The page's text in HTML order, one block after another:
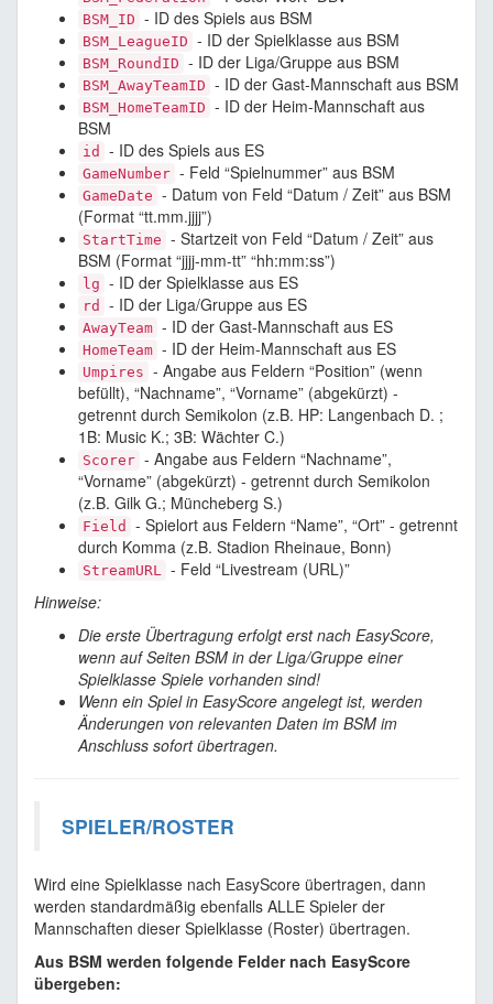
BSM_ID - ID des Spiels aus BSM
BSM_LeagueID - ID der Spielklasse aus BSM
BSM_RoundID - ID der Liga/Gruppe aus BSM
BSM_AwayTeamID - ID der Gast-Mannschaft aus BSM
BSM_HomeTeamID - ID der Heim-Mannschaft aus
BSM
id - ID des Spiels aus ES
GameNumber - Feld “Spielnummer” aus BSM
GameDate - Datum von Feld “Datum / Zeit” aus BSM
(Format “tt.mm.jjjj”)
StartTime - Startzeit von Feld “Datum / Zeit” aus
BSM (Format “jjjj-mm-tt” “hh:mm:ss”)
lg - ID der Spielklasse aus ES
rd - ID der Liga/Gruppe aus ES
AwayTeam - ID der Gast-Mannschaft aus ES
HomeTeam - ID der Heim-Mannschaft aus ES
Umpires - Angabe aus Feldern “Position” (wenn
befüllt), “Nachname”, “Vorname” (abgekürzt) -
getrennt durch Semikolon (z.B. HP: Langenbach D. ;
1B: Music K.; 3B: Wächter C.)
Scorer - Angabe aus Feldern “Nachname”,
“Vorname” (abgekürzt) - getrennt durch Semikolon
(z.B. Gilk G.; Müncheberg S.)
Field
- Spielort aus Feldern “Name”, “Ort” - getrennt
durch Komma (z.B. Stadion Rheinaue, Bonn)
StreamURL - Feld “Livestream (URL)”
Hinweise:
Die erste Übertragung erfolgt erst nach EasyScore,
wenn auf Seiten BSM in der Liga/Gruppe einer
Spielklasse Spiele vorhanden sind!
Wenn ein Spiel in EasyScore angelegt ist, werden
Änderungen von relevanten Daten im BSM im
Anschluss sofort übertragen.
SPIELER/ROSTER
Wird eine Spielklasse nach EasyScore übertragen, dann
werden standardmäßig ebenfalls ALLE Spieler der
Mannschaften dieser Spielklasse (Roster) übertragen.
Aus BSM werden folgende Felder nach EasyScore
übergeben: